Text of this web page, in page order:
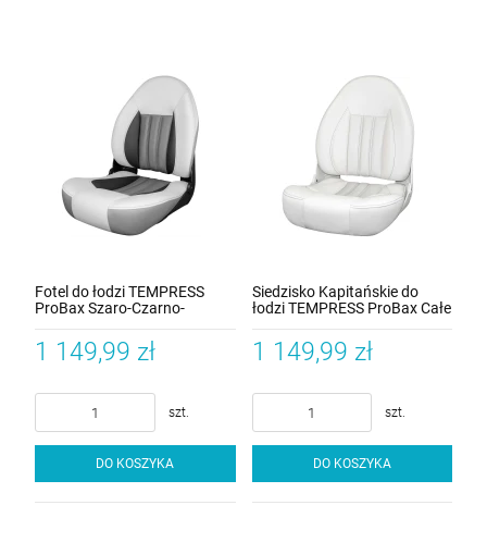
Fotel do łodzi TEMPRESS
ProBax Szaro-Czarno-
Meteor-Sterling
1 149,99 zł
szt.
DO KOSZYKA
Siedzisko Kapitańskie do
łodzi TEMPRESS ProBax Całe
Białe
1 149,99 zł
szt.
DO KOSZYKA